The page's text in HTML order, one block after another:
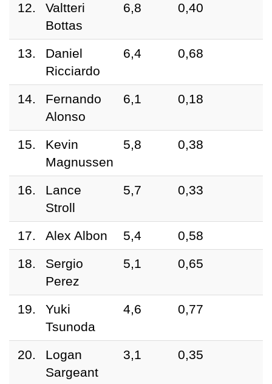
12.
Valtteri
Bottas
6,8 0,40
13.
Daniel
Ricciardo
6,4 0,68
14.
Fernando
Alonso
6,1 0,18
15.
Kevin
Magnussen
5,8 0,38
16.
Lance
Stroll
5,7 0,33
17. Alex Albon 5,4
0,58
18.
Sergio
Perez
5,1 0,65
19.
Yuki
Tsunoda
4,6 0,77
20.
Logan
Sargeant
3,1 0,35